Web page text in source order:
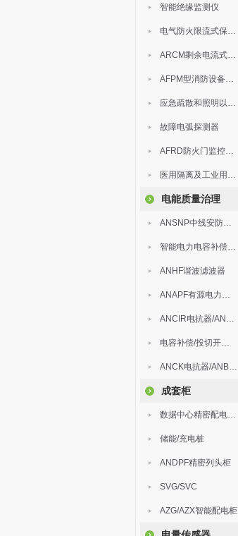
智能绝缘监测仪
电气防火限流式保护器
ARCM剩余电流式电气火灾监控装置
AFPM型消防设备电源监控系统
应急疏散和照明以及灯具
故障电弧探测器
AFRD防火门监控系统
医用隔离及工业用电绝缘检测
电能质量治理
ANSNP中线安防保护器
智能电力电容补偿装置
ANHF谐波滤波器
ANAPF有源电力滤波器
ANCIR电抗器/ANHPD300谐波保护器
电容补偿/投切开关/ARC
ANCK电抗器/ANBSMJ自愈式低压并联电容器
成套柜
数据中心精密配电监控装置
储能/充电桩
ANDPF精密列头柜
SVG/SVC
AZG/AZX智能配电柜